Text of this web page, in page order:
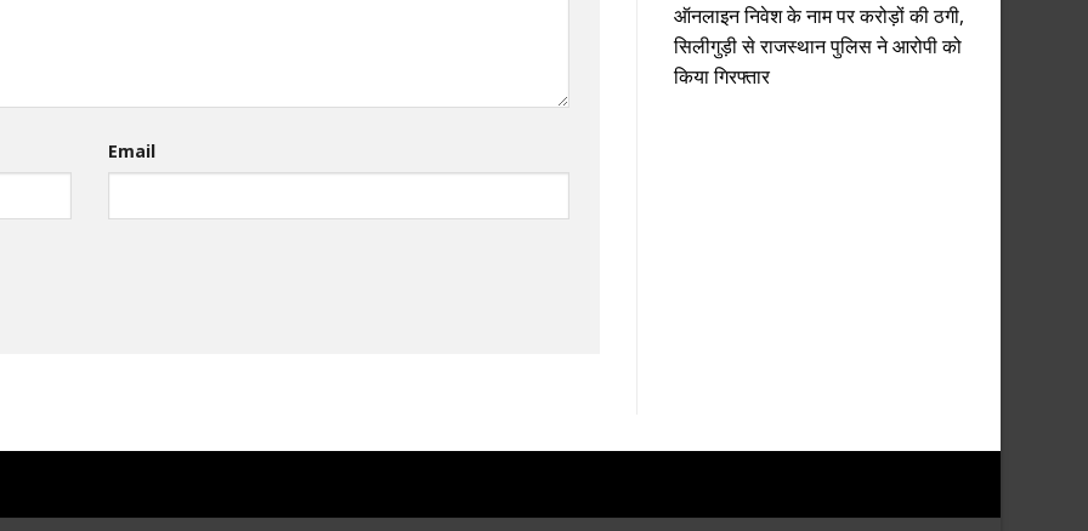
Email
ऑनलाइन निवेश के नाम पर करोड़ों की ठगी,
सिलीगुड़ी से राजस्थान पुलिस ने आरोपी को
किया गिरफ्तार